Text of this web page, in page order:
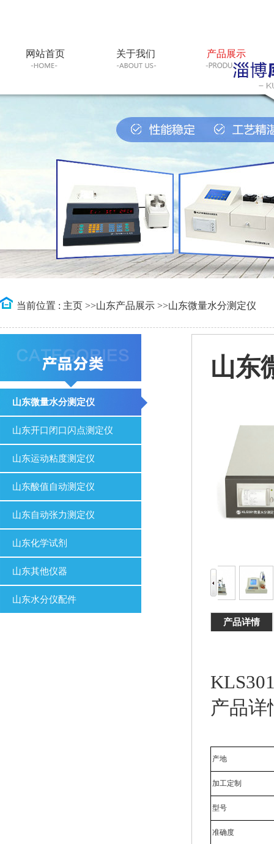
网站首页 关于我们 产品展示
当前位置 : 主页 >>山东产品展示 >>山东微量水分测定仪
山东微量水分测定仪
山东开口闭口闪点测定仪
山东运动粘度测定仪
山东酸值自动测定仪
山东自动张力测定仪
山东化学试剂
山东其他仪器
山东水分仪配件
山东
产品详情
产品详
产地
加工定制
型号
准确度